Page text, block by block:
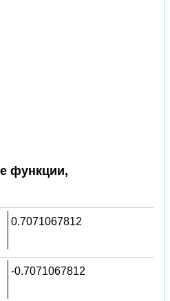
функции,
0.7071067812
-0.7071067812